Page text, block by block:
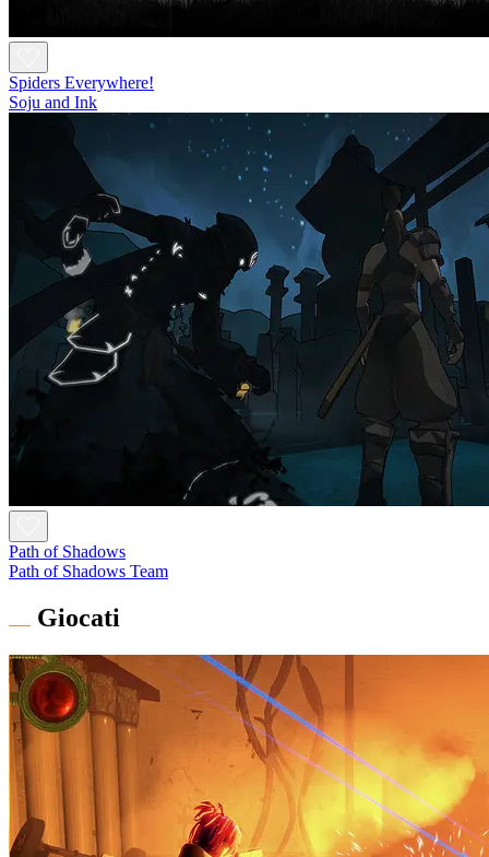
Spiders Everywhere!
Soju and Ink
Path of Shadows
Path of Shadows Team
Giocati